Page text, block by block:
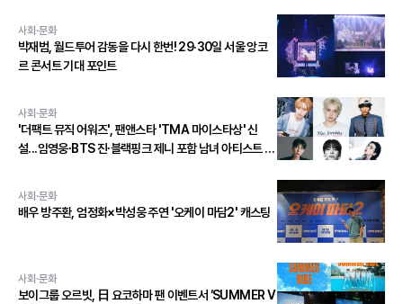
사회·문화
박재범, 월드투어 감동을 다시 한번! 29·30일 서울 앙코
르 콘서트 기대 포인트
사회·문화
'더팩트 뮤직 어워즈', 팬앤스타 'TMA 마이스타상' 신
설...임영웅∙BTS 진∙블랙핑크 제니 포함 남녀 아티스트 상
사회·문화
배우 방주환, 엄정화×박성웅 주연 '오케이 마담2' 캐스팅
사회·문화
보이그룹 오르빗, 日 요코하마 팬 이벤트서 ‘SUMMER V